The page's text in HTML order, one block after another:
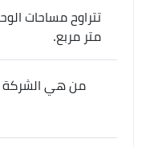
متر مربع.
من هي الشركة